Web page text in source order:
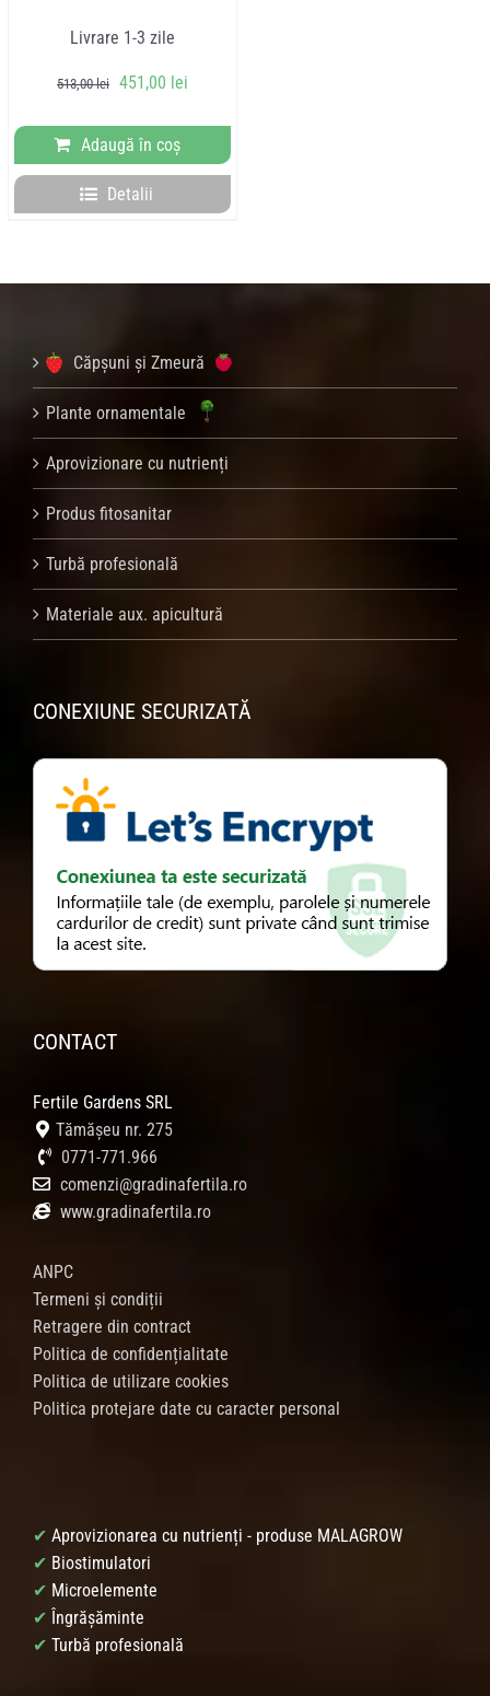
Livrare 1-3 zile
513,00lei
Prețul
a
fost:
513,00 lei.
451,00 leiPrețul
451,00 lei.
Adaugă în coș
Detalii
Căpșuni și Zmeură
Plante ornamentale
Aprovizionare cu nutrienți
Produs fitosanitar
Turbă profesională
Materiale aux. apicultură
CONEXIUNE SECURIZATĂ
CONTACT
Fertile Gardens SRL
Tămășeu nr. 275
0771-771.966
comenzi@gradinafertila.ro
www.gradinafertila.ro
ANPC
Termeni și condiții
Retragere din contract
Politica de confidențialitate
Politica de utilizare cookies
Politica protejare date cu caracter personal
✔ Aprovizionarea cu nutrienți - produse MALAGROW
✔ Biostimulatori
✔ Microelemente
✔ Îngrășăminte
✔ Turbă profesională